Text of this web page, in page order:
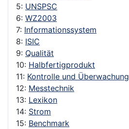
5: UNSPSC
6: WZ2003
7: Informationssystem
8: ISIC
9: Qualität
10: Halbfertigprodukt
11: Kontrolle und Überwachung
12: Messtechnik
13: Lexikon
14: Strom
15: Benchmark